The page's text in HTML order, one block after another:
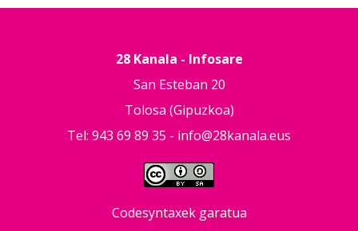
28 Kanala - Infosare
San Esteban 20
Tolosa (Gipuzkoa)
Tel: 943 69 89 35 - info@28kanala.eus
Codesyntaxek garatua